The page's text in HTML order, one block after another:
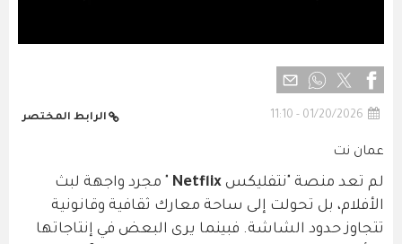
01/20/2026 - 11:10 الرابط المختصر
عمان نت
لم تعد منصة "نتفليكس Netflix " مجرد واجهة لبث
الأفلام، بل تحولت إلى ساحة معارك ثقافية وقانونية
تتجاوز حدود الشاشة. فبينما يرى البعض في إنتاجاتها